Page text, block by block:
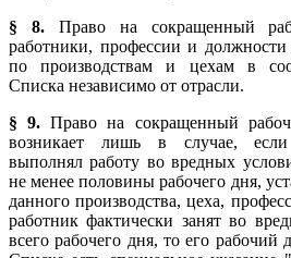
§ 8. Право на сокращенный
работники, профессии и
по производствам и цехам в
Списка независимо от отрасли.
§ 9.Право на сокращенный
возникает лишь в случае, если
выполнял работу во вредных
не менее половины рабочего дня,
данного производства, цеха,
работник фактически занят во
всего рабочего дня, то его рабочий